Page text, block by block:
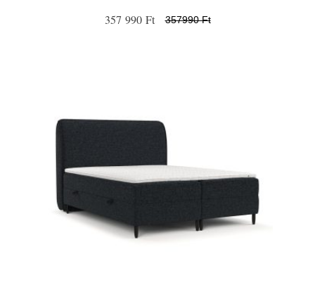
357 990 Ft 357990 Ft